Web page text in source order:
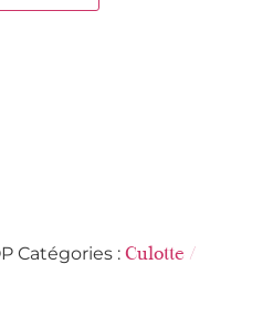
Catégories : Culotte /